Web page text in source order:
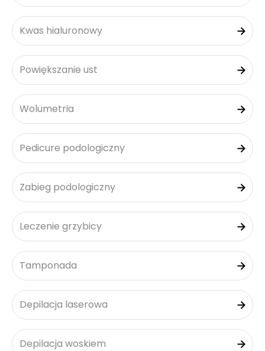
Kwas hialuronowy
Powiększanie ust
Wolumetria
Pedicure podologiczny
Zabieg podologiczny
Leczenie grzybicy
Tamponada
Depilacja laserowa
Depilacja woskiem